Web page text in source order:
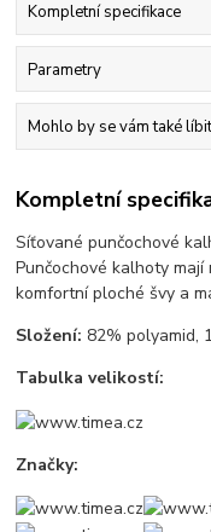
Kompletní specifikace
Parametry
Mohlo by se vám také líbit
Kompletní
Síťované punčochové
Punčochové kalhoty
komfortní ploché švy a
Složení: 82% polyamid,
Tabulka velikostí:
Značky: